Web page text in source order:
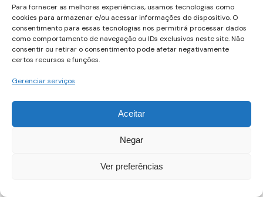
Para fornecer as melhores experiências, usamos tecnologias como
cookies para armazenar e/ou acessar informações do dispositivo. O
consentimento para essas tecnologias nos permitirá processar dados
como comportamento de navegação ou IDs exclusivos neste site. Não
consentir ou retirar o consentimento pode afetar negativamente
certos recursos e funções.
Gerenciar serviços
Aceitar
Negar
Ver preferências
Riscos e benefícios do carry trade
com treasury bonds
O benefício principal é o possível retorno por meio do
entre prazos
, aliado ao rendimento de cupons. Se a curva se
estáveis, desde que haja disciplina e gestão de risco. O
principal risco é a sensibilidade às mudanças de taxa e à
cair rapidamente. Gerencie com margens de segurança,
limites de perda e rebalanceamento frequente.